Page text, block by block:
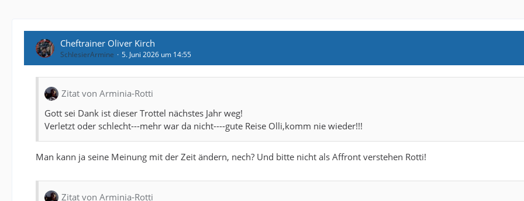
Cheftrainer Oliver Kirch
SchlesierArmine 5. Juni 2026 um 14:55
Zitat von Arminia-Rotti
Gott sei Dank ist dieser Trottel nächstes Jahr weg!
Verletzt oder schlecht---mehr war da nicht----gute Reise Olli,komm nie wieder!!!
Man kann ja seine Meinung mit der Zeit ändern, nech? Und bitte nicht als Affront verstehen Rotti!
Zitat von Arminia-Rotti